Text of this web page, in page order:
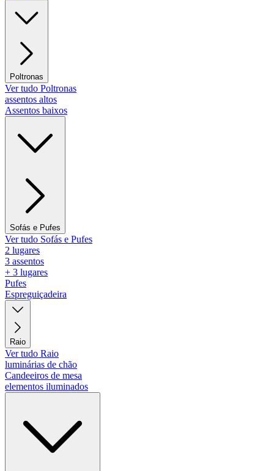
Poltronas
Ver tudo Poltronas
assentos altos
Assentos baixos
Sofás e Pufes
Ver tudo Sofás e Pufes
2 lugares
3 assentos
+ 3 lugares
Pufes
Espreguiçadeira
Raio
Ver tudo Raio
luminárias de chão
Candeeiros de mesa
elementos iluminados